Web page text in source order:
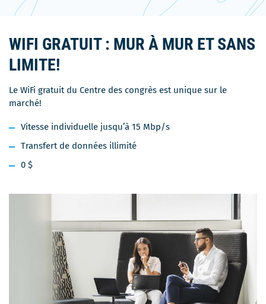
WIFI GRATUIT : MUR À MUR ET SANS
LIMITE!
Le WiFi gratuit du Centre des congrès est unique sur le
marché!
Vitesse individuelle jusqu’à 15 Mbp/s
Transfert de données illimité
0 $